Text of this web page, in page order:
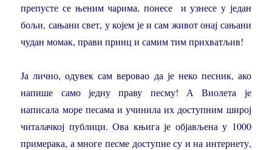
препусте се њеним чарима, понесе и узнесе у један
бољи, сањани свет, у којем је и сам живот онај сањани
чудан момак, прави принц и самим тим прихватљив!
Ја лично, одувек сам веровао да је неко песник, ако
напише само једну праву песму! А Виолета је
написала море песама и учинила их доступним широј
читалачкој публици. Ова књига је објављена у 1000
примерака, а многе песме доступне су и на интернету,